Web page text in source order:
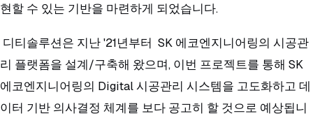
현할 수 있는 기반을 마련하게 되었습니다.
디티솔루션은 지난 '21년부터 SK 에코엔지니어링의 시공관
리 플랫폼을 설계/구축해 왔으며, 이번 프로젝트를 통해 SK
에코엔지니어링의 Digital 시공관리 시스템을 고도화하고 데
이터 기반 의사결정 체계를 보다 공고히 할 것으로 예상됩니